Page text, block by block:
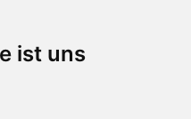
ist uns